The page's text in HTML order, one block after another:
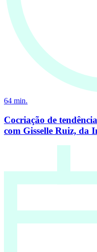
64 min.
Cocriação de
com Gisselle Ruiz, da